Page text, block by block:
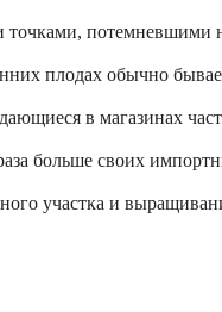
точками,
плодах обычно
в магазинах
больше своих
участка и